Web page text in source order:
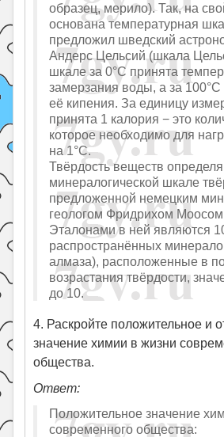
образец, мерило). Так, на
основана температурная
предложил шведский
Андерс Цельсий (шкала
шкале за 0°С принята
замерзания воды, а за
её кипения. За единицу
принята 1 калория − это
которое необходимо для
на 1°С.
Твёрдость веществ
минералогической шкале
предложенной немецким
геологом Фридрихом
Эталонами в ней являются
распространённых
алмаза), расположенные в
возрастания твёрдости,
до 10.
4. Раскройте положительное и
значение химии в жизни
общества.
Ответ:
Положительное значение
современного общества: